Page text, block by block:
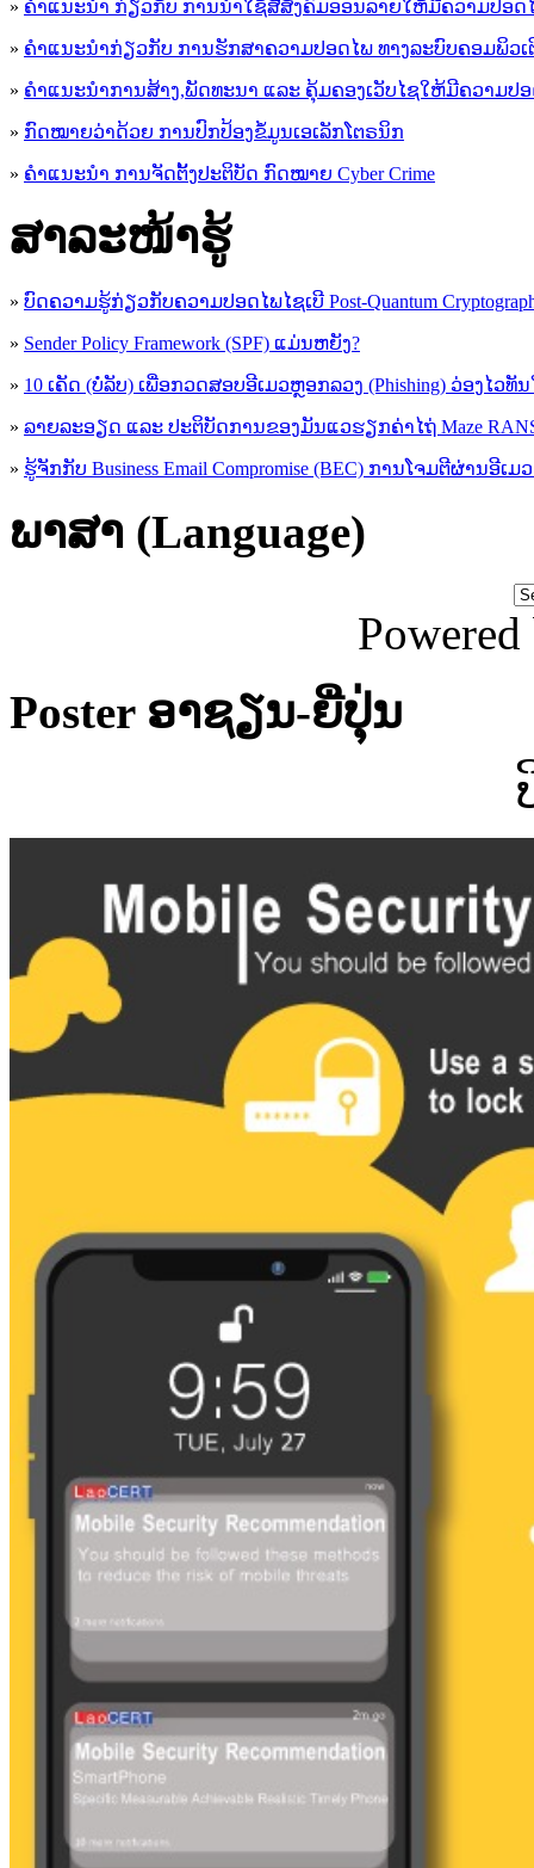
» ຄໍາແນະນໍາ ກ່ຽວກັບ ການນໍາໃຊ້ສື່ສັງຄົມອອນລາຍໃຫ້ມີຄວາມປອດ
» ຄຳແນະນຳກ່ຽວກັບ ການຮັກສາຄວາມປອດໄພ ທາງລະບົບຄອມພິວເ
» ຄຳແນະນຳການສ້າງ,ພັດທະນາ ແລະ ຄຸ້ມຄອງເວັບໄຊໃຫ້ມີຄວາມປ
» ກົດໝາຍວ່າດ້ວຍ ການປົກປ້ອງຂໍ້ມູນເອເລັກໂຕຣນິກ
» ຄຳແນະນຳ ການຈັດຕັ້ງປະຕິບັດ ກົດໝາຍ Cyber Crime
ສາລະໜ້າຮູ້
» ບົດຄວາມຮູ້ກ່ຽວກັບຄວາມປອດໄພໄຊເບີ Post-Quantum
» Sender Policy Framework (SPF) ແມ່ນຫຍັງ?
» 10 ເຄັດ (ບໍ່ລັບ) ເພື່ອກວດສອບອີເມວຫຼອກລວງ (Phishing) ວ່ອງໄວທັ
» ລາຍລະອຽດ ແລະ ປະຕິບັດການຂອງມັນແວຮຽກຄ່າໄຖ່ Maze
» ຮູ້​ຈັກກັບ​ Business Email Compromise (BEC) ການ​ໂຈມ​ຕີ​ຜ່ານ​ອີ​ເ
ພາສາ (Language)
Poster ອາຊຽນ-ຍີ່ປຸ່ນ